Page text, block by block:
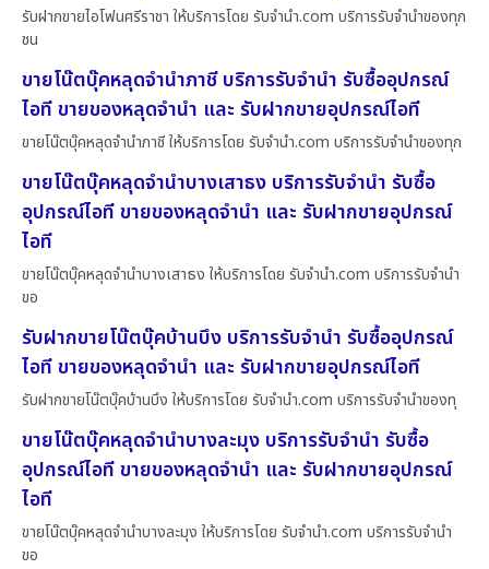
รับฝากขายไอโฟนศรีราชา ให้บริการโดย รับจํานํา.com บริการรับจำนำของทุก
ชน
ขายโน๊ตบุ๊คหลุดจำนำภาชี บริการรับจำนำ รับซื้ออุปกรณ์
ไอที ขายของหลุดจำนำ และ รับฝากขายอุปกรณ์ไอที
ขายโน๊ตบุ๊คหลุดจำนำภาชี ให้บริการโดย รับจํานํา.com บริการรับจำนำของทุก
ขายโน๊ตบุ๊คหลุดจำนำบางเสาธง บริการรับจำนำ รับซื้อ
อุปกรณ์ไอที ขายของหลุดจำนำ และ รับฝากขายอุปกรณ์
ไอที
ขายโน๊ตบุ๊คหลุดจำนำบางเสาธง ให้บริการโดย รับจํานํา.com บริการรับจำนำ
ขอ
รับฝากขายโน๊ตบุ๊คบ้านบึง บริการรับจำนำ รับซื้ออุปกรณ์
ไอที ขายของหลุดจำนำ และ รับฝากขายอุปกรณ์ไอที
รับฝากขายโน๊ตบุ๊คบ้านบึง ให้บริการโดย รับจํานํา.com บริการรับจำนำของทุ
ขายโน๊ตบุ๊คหลุดจำนำบางละมุง บริการรับจำนำ รับซื้อ
อุปกรณ์ไอที ขายของหลุดจำนำ และ รับฝากขายอุปกรณ์
ไอที
ขายโน๊ตบุ๊คหลุดจำนำบางละมุง ให้บริการโดย รับจํานํา.com บริการรับจำนำ
ขอ